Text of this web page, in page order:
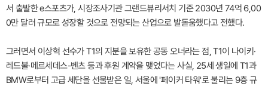
서 출발한 e스포츠가, 시장조사기관 그랜드뷰리서치 기준 2030년 74억 6,00
0만 달러 규모로 성장할 것으로 전망되는 산업으로 발돋움했다고 전했다.
그러면서 이상혁 선수가 T1의 지분을 보유한 공동 오너라는 점, T1이 나이키·
레드불·메르세데스-벤츠 등과 후원 계약을 맺었다는 사실, 25세 생일에 T1과
BMW로부터 고급 세단을 선물받은 일, 서울에 '페이커 타워'로 불리는 9층 규